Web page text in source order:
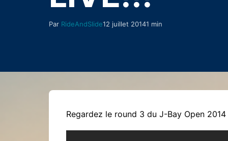
Par RideAndSlide12 juillet 20141 min
Regardez le round 3 du J-Bay Open